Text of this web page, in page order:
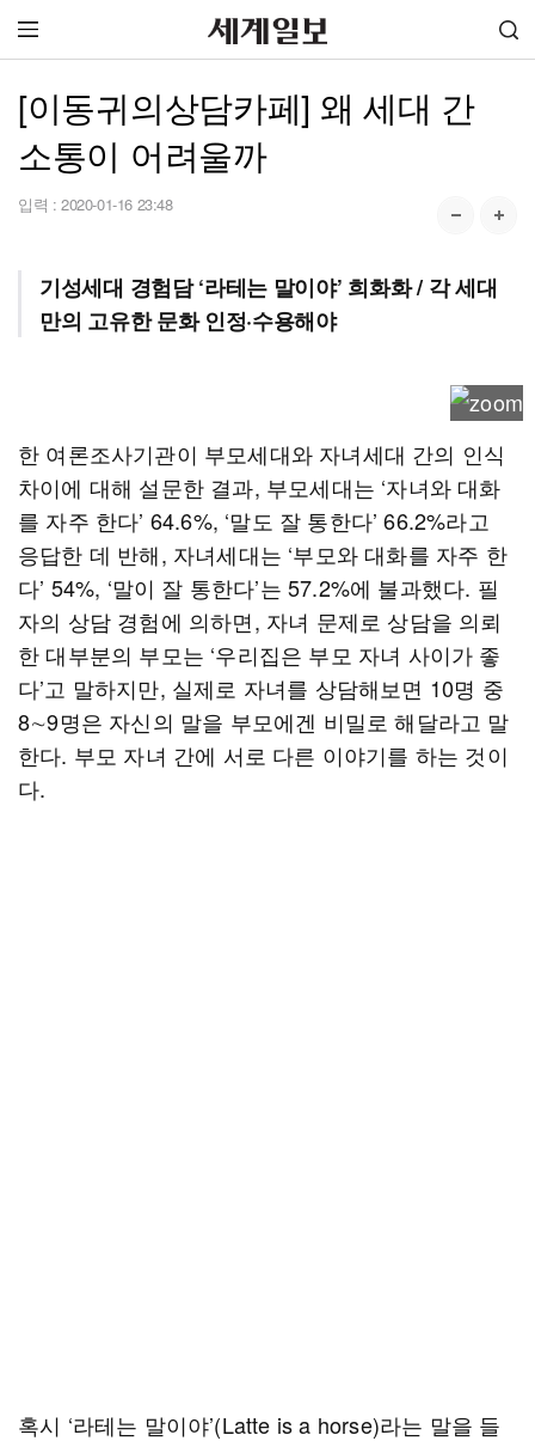
[이동귀의상담카페] 왜 세대 간
소통이 어려울까
입력 : 2020-01-16 23:48
기성세대 경험담 ‘라테는 말이야’ 희화화 / 각 세대
만의 고유한 문화 인정·수용해야
한 여론조사기관이 부모세대와 자녀세대 간의 인식
차이에 대해 설문한 결과, 부모세대는 ‘자녀와 대화
를 자주 한다’ 64.6%, ‘말도 잘 통한다’ 66.2%라고
응답한 데 반해, 자녀세대는 ‘부모와 대화를 자주 한
다’ 54%, ‘말이 잘 통한다’는 57.2%에 불과했다. 필
자의 상담 경험에 의하면, 자녀 문제로 상담을 의뢰
한 대부분의 부모는 ‘우리집은 부모 자녀 사이가 좋
다’고 말하지만, 실제로 자녀를 상담해보면 10명 중
8∼9명은 자신의 말을 부모에겐 비밀로 해달라고 말
한다. 부모 자녀 간에 서로 다른 이야기를 하는 것이
다.
혹시 ‘라테는 말이야’(Latte is a horse)라는 말을 들